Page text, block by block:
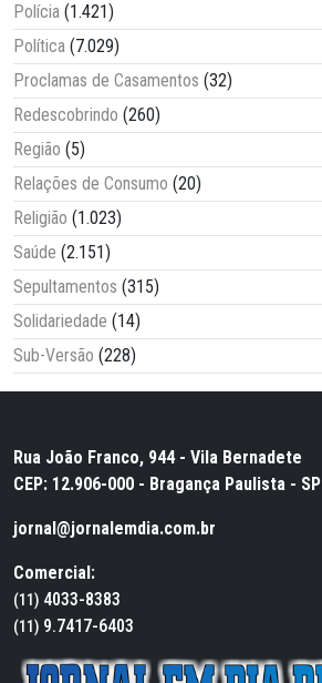
Polícia (1.421)
Política (7.029)
Proclamas de Casamentos (32)
Redescobrindo (260)
Região (5)
Relações de Consumo (20)
Religião (1.023)
Saúde (2.151)
Sepultamentos (315)
Solidariedade (14)
Sub-Versão (228)
Rua João Franco, 944 - Vila Bernadete
CEP: 12.906-000 - Bragança Paulista - SP
jornal@jornalemdia.com.br
Comercial:
(11) 4033-8383
(11) 9.7417-6403